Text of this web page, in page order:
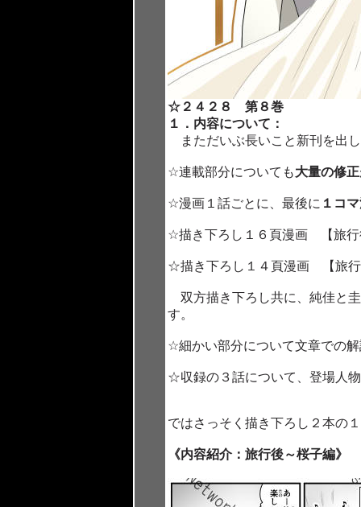
☆２４２８ 第８巻
１．内容について：
まただいぶ長いこと新刊を出
☆連載部分についても大量の修正
☆漫画１話ごとに、最後に １コ
☆描き下ろし１６頁漫画 【旅行
☆描き下ろし１４頁漫画 【旅行
双方描き下ろし共に、純佳と
す。
☆細かい部分について文章での
☆収録の３話について、登場人
ではさっそく描き下ろし２本の
《内容紹介：旅行後～桜子編》